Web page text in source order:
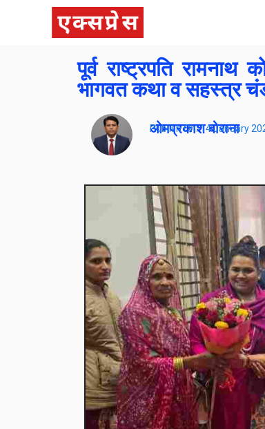
पूर्व राष्ट्रपति
भागवत कथा व सहस्त्र
ओमप्रकाश बोराना
Publish On:14 January